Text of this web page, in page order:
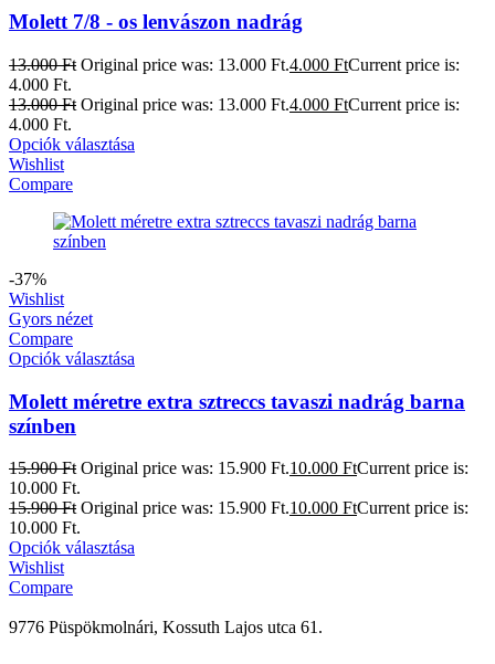
Molett 7/8 - os lenvászon nadrág
13.000Ft Original price was: 13.000 Ft.4.000 FtCurrent price is:
4.000 Ft.
13.000Ft Original price was: 13.000 Ft.4.000 FtCurrent price is:
4.000 Ft.
Opciók választása
Wishlist
Compare
-37%
Wishlist
Gyors nézet
Compare
Opciók választása
Molett méretre extra sztreccs tavaszi nadrág barna
színben
15.900Ft Original price was: 15.900 Ft.10.000 FtCurrent price is:
10.000 Ft.
15.900Ft Original price was: 15.900 Ft.10.000 FtCurrent price is:
10.000 Ft.
Opciók választása
Wishlist
Compare
9776 Püspökmolnári, Kossuth Lajos utca 61.